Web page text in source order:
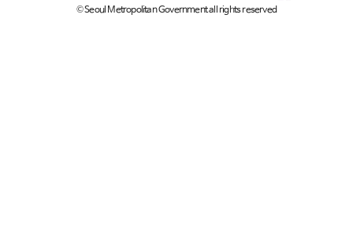
© Seoul Metropolitan Government all rights reserved